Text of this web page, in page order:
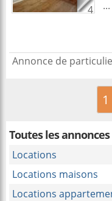
4
...
Annonce de
1
Toutes les annonces
Locations
Locations maisons
Locations